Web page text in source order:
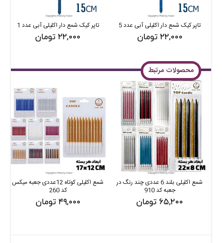
تاپر کیک شمع دار اکلیلی آبی عدد 5
۲۲,۰۰۰ تومان
تاپر کیک شمع دار اکلیلی آبی عدد 1
۲۲,۰۰۰ تومان
محصولات مرتبط
شمع اکلیلی بلند 6 عددی چند رنگ در
جعبه کد 910
۶۵,۲۰۰ تومان
شمع اکلیلی کوتاه 12عددی جعبه میکس
کد 260
۴۹,۰۰۰ تومان